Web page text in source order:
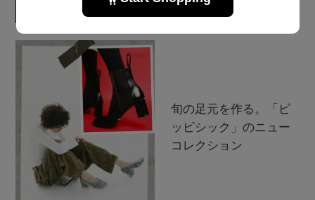
Stay inthe Loop
ELLE SHOP 公式アプリ
旬の足元を作る。「ピ
ッピシック」のニュー
コレクション